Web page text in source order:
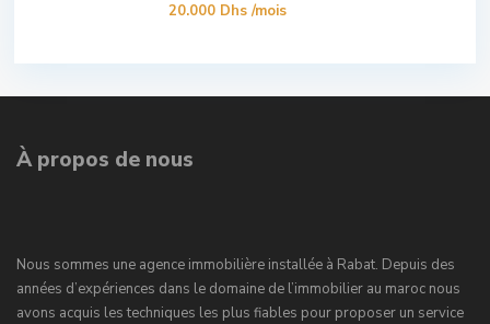
20.000 Dhs/mois
À propos de nous
Nous sommes une agence immobilière installée à Rabat. Depuis des
années d’expériences dans le domaine de l’immobilier au maroc nous
avons acquis les techniques les plus fiables pour proposer un service